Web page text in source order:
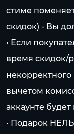
стиме
скидок) - Вы
• Если
время скидок/
некорректного
вычетом
аккаунте
• Подарок